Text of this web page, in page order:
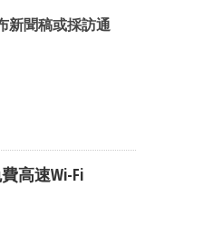
新聞稿或採訪通
高速Wi-Fi